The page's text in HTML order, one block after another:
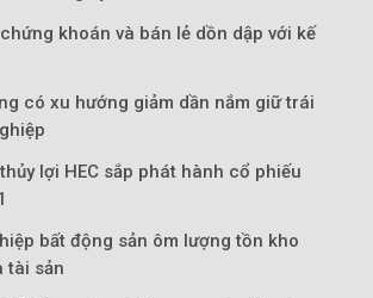
khoán và bán lẻ dồn dập với kế
có xu hướng giảm dần nắm giữ trái
lợi HEC sắp phát hành cổ phiếu
bất động sản ôm lượng tồn kho
tài sản